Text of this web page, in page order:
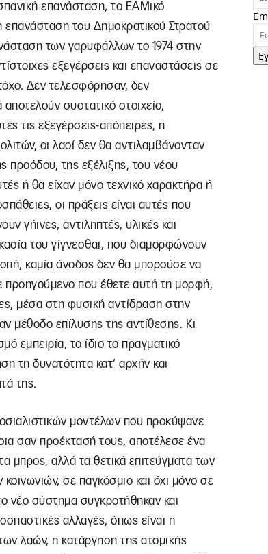
επανάσταση, το ΕΑΜικό
επανάσταση του Δημοκρατικού Στρατού
των γαρυφάλλων το 1974 στην
εξεγέρσεις και επαναστάσεις σε
Δεν τελεσφόρησαν, δεν
συστατικό στοιχείο,
τις εξεγέρσεις-απόπειρες, η
οι λαοί δεν θα αντιλαμβάνονταν
προόδου, της εξέλιξης, του νέου
ή θα είχαν μόνο τεχνικό χαρακτήρα ή
οι πράξεις είναι αυτές που
γήινες, αντιληπτές, υλικές και
του γίγνεσθαι, που διαμορφώνουν
καμία άνοδος δεν θα μπορούσε να
προηγούμενο που έθετε αυτή τη μορφή,
μέσα στη φυσική αντίδραση στην
μέθοδο επίλυσης της αντίθεσης. Κι
εμπειρία, το ίδιο το πραγματικό
τη δυνατότητα κατ’ αρχήν και
της.
μοντέλων που προκύψανε
σαν προέκτασή τους, αποτέλεσε ένα
μπρος, αλλά τα θετικά επιτεύγματα των
σε παγκόσμιο και όχι μόνο σε
νέο σύστημα συγκροτήθηκαν και
αλλαγές, όπως είναι η
λαών, η κατάργηση της ατομικής